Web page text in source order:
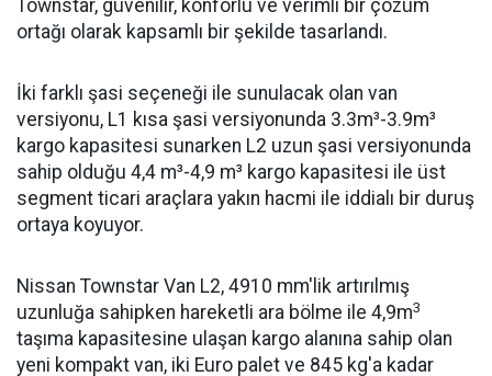
Townstar, güvenilir, konforlu ve verimli bir çözüm
ortağı olarak kapsamlı bir şekilde tasarlandı.
İki farklı şasi seçeneği ile sunulacak olan van
versiyonu, L1 kısa şasi versiyonunda 3.3m³-3.9m³
kargo kapasitesi sunarken L2 uzun şasi versiyonunda
sahip olduğu 4,4 m³-4,9 m³ kargo kapasitesi ile üst
segment ticari araçlara yakın hacmi ile iddialı bir duruş
ortaya koyuyor.
Nissan Townstar Van L2, 4910 mm'lik artırılmış
uzunluğa sahipken hareketli ara bölme ile 4,9m3
taşıma kapasitesine ulaşan kargo alanına sahip olan
yeni kompakt van, iki Euro palet ve 845 kg'a kadar